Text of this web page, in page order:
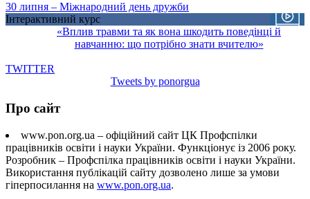
30 липня – Міжнародний день дружби
Інтерактивний курс
«Вплив травми та як вона шкодить поведінці й
навчанню: що потрібно знати вчителю»
TWITTER
Tweets by ponorgua
Про сайт
www.pon.org.ua – офіційний сайт ЦК Профспілки
працівників освіти і науки України. Функціонує із 2006 року.
Розробник – Профспілка працівників освіти і науки України.
Використання публікацій сайту дозволено лише за умови
гіперпосилання на www.pon.org.ua.